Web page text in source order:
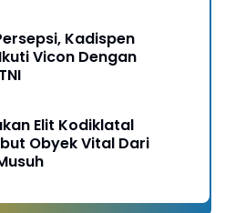
Kadispen
Vicon Dengan
Elit Kodiklatal
Obyek Vital Dari